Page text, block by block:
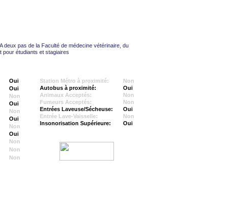
A deux pas de la Faculté de médecine vétérinaire, du
pour étudiants et stagiaires
Oui
Oui
Non
Oui
Non
Oui
Non
Oui
Non
Non
Non
Station Métro à proximité:
Non
Autobus à proximité:
Oui
Animaux Acceptés:
Non
Fumeurs Acceptés:
Non
Entrées Laveuse/Sécheuse:
Oui
Entrée Lave-Vaisselle:
Non
Insonorisation Supérieure:
Oui